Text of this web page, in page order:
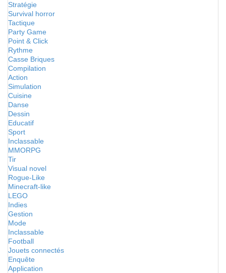
Stratégie
Survival horror
Tactique
Party Game
Point & Click
Rythme
Casse Briques
Compilation
Action
Simulation
Cuisine
Danse
Dessin
Educatif
Sport
Inclassable
MMORPG
Tir
Visual novel
Rogue-Like
Minecraft-like
LEGO
Indies
Gestion
Mode
Inclassable
Football
Jouets connectés
Enquête
Application